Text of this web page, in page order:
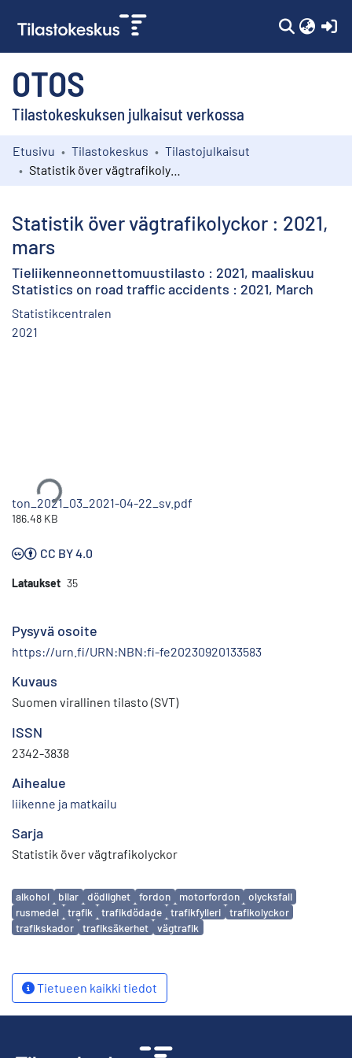
OTOS
Tilastokeskuksen julkaisut verkossa
Kokoelmat
Etusivu Tilastokeskus
Tilastojulkaisut
Statistik över vägtrafikolyckor : 2021,
mars
Tieliikenneonnettomuustilasto : 2021, maaliskuu
Statistics on road traffic accidents : 2021, March
Statistikcentralen
2021
ton_2021_03_2021-04-22_sv.pdf
186.48 KB
CC BY 4.0
Lataukset 35
Pysyvä osoite
https://urn.fi/URN:NBN:fi-fe20230920133583
Kuvaus
Suomen virallinen tilasto (SVT)
ISSN
2342-3838
Aihealue
liikenne ja matkailu
Sarja
Statistik över vägtrafikolyckor
Avainsanat
alkohol bilar dödlighet fordon motorfordon
olycksfall
rusmedel
trafik trafikdödade trafikfylleri
trafikolyckor
trafikskador
trafiksäkerhet vägtrafik
Tietueen kaikki tiedot